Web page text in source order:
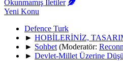
Okunmamış İletiler
Yeni Konu
Defence Turk
► HOBİLERİNİZ,
► Sohbet (Moderatör:
► Devlet-Millet Üzerine